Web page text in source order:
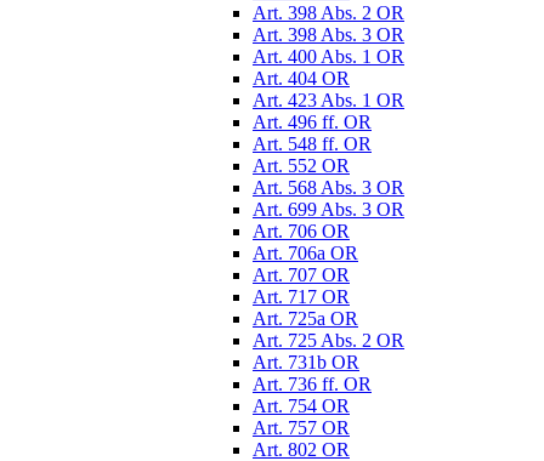
Art. 398 Abs. 2 OR
Art. 398 Abs. 3 OR
Art. 400 Abs. 1 OR
Art. 404 OR
Art. 423 Abs. 1 OR
Art. 496 ff. OR
Art. 548 ff. OR
Art. 552 OR
Art. 568 Abs. 3 OR
Art. 699 Abs. 3 OR
Art. 706 OR
Art. 706a OR
Art. 707 OR
Art. 717 OR
Art. 725a OR
Art. 725 Abs. 2 OR
Art. 731b OR
Art. 736 ff. OR
Art. 754 OR
Art. 757 OR
Art. 802 OR